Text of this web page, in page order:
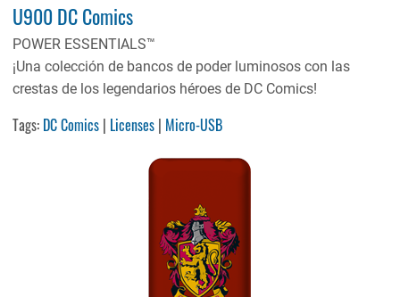
U900 DC Comics
POWER ESSENTIALS™
¡Una colección de bancos de poder luminosos con las
crestas de los legendarios héroes de DC Comics!
Tags: DC Comics | Licenses | Micro-USB